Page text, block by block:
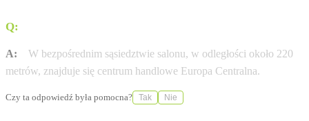
Q:
A:
W bezpośrednim sąsiedztwie salonu, w odległości około 220
metrów, znajduje się centrum handlowe Europa Centralna.
Czy ta odpowiedź była pomocna? Tak Nie